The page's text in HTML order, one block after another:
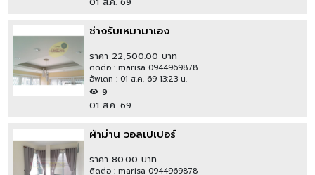
ช่างรับเหมามาเอง
ราคา 22,500.00 บาท
ติดต่อ : marisa 0944969878
อัพเดท : 01 ส.ค. 69 13:23 น.
9
01 ส.ค. 69
ผ้าม่าน วอลเปเปอร์
ราคา 80.00 บาท
ติดต่อ : marisa 0944969878